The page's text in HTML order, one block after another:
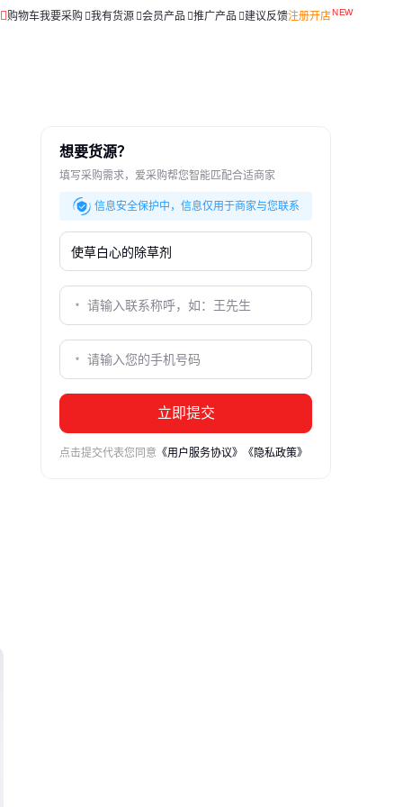
购物车我要采购 我有货源 会员产品 推广产品 建议反馈注册开店
想要货源？
填写采购需求，爱采购帮您智能匹配合适商家
信息安全保护中，信息仅用于商家与您联系
立即提交
点击提交代表您同意 《用户服务协议》 《隐私政策》